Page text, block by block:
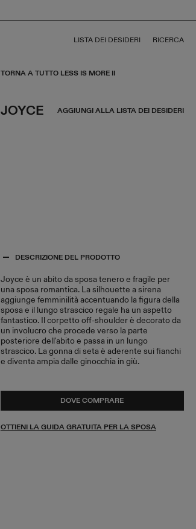
LISTA DEI DESIDERI RICERCA
TORNA A TUTTO LESS IS MORE II
JOYCE AGGIUNGI ALLA LISTA DEI DESIDERI
DESCRIZIONE DEL PRODOTTO
Joyce è un abito da sposa tenero e fragile per
una sposa romantica. La silhouette a sirena
aggiunge femminilità accentuando la figura della
sposa e il lungo strascico regale ha un aspetto
fantastico. Il corpetto off-shoulder è decorato da
un involucro che procede verso la parte
posteriore dell'abito e passa in un lungo
strascico. La gonna di seta è aderente sui fianchi
e diventa ampia dalle ginocchia in giù.
DOVE COMPRARE
OTTIENI LA GUIDA GRATUITA PER LA SPOSA